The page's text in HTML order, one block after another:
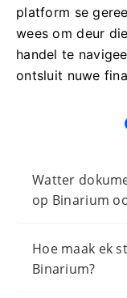
platform se
wees om deur
handel te
ontsluit nuwe
Watter
op Binarium
Hoe maak ek
Binarium?